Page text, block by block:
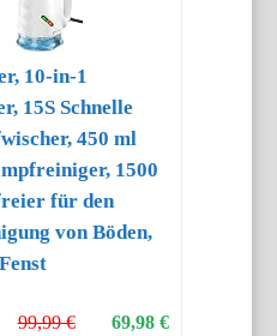
10-in-1
15S Schnelle
450 ml
1500
für den
von Böden,
69,98 €
99,99 €